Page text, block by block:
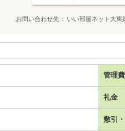
お問い合わせ先 いい部屋ネット大東
管理
礼金
敷引